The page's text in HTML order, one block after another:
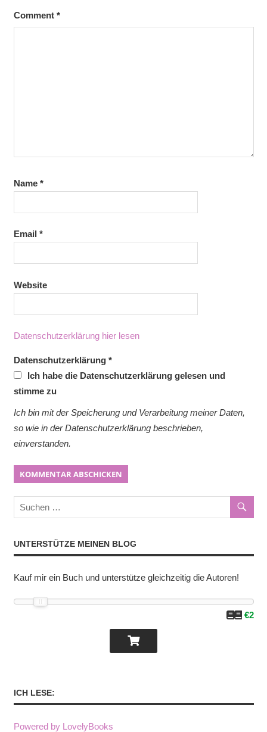
Comment*
Name*
Email *
Website
Datenschutzerklärung hier lesen
Datenschutzerklärung*
Ich habe die Datenschutzerklärung gelesen und
stimme zu
Ich bin mit der Speicherung und Verarbeitung meiner Daten,
so wie in der Datenschutzerklärung beschrieben,
einverstanden.
UNTERSTÜTZE MEINEN BLOG
Kauf mir ein Buch und unterstütze gleichzeitig die Autoren!
€2
ICH LESE:
Powered by LovelyBooks